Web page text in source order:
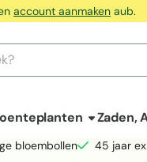
account aanmaken aub.
Zaden,
bloembollen 45 jaar